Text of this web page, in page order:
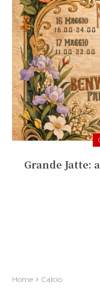
Grande Jatte: